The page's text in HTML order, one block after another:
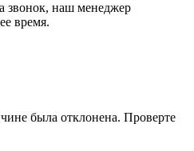
звонок, наш менеджер
время.
была отклонена. Проверте